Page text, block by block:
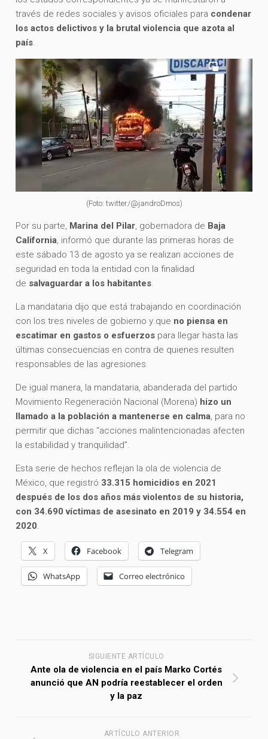
través de redes sociales y avisos oficiales para condenar
los actos delictivos y la brutal violencia que azota al
país.
(Foto: twitter/@jandroDmos)
Por su parte, Marina del Pilar, gobernadora de Baja
California, informó que durante las primeras horas de
este sábado 13 de agosto ya se realizan acciones de
seguridad en toda la entidad con la finalidad
de salvaguardar a los habitantes.
La mandataria dijo que está trabajando en coordinación
con los tres niveles de gobierno y que no piensa en
escatimar en gastos o esfuerzos para llegar hasta las
últimas consecuencias en contra de quienes resulten
responsables de las agresiones.
De igual manera, la mandataria, abanderada del partido
Movimiento Regeneración Nacional (Morena) hizo un
llamado a la población a mantenerse en calma, para no
permitir que dichas “acciones malintencionadas afecten
la estabilidad y tranquilidad”.
Esta serie de hechos reflejan la ola de violencia de
México, que registró 33.315 homicidios en 2021
después de los dos años más violentos de su historia,
con 34.690 víctimas de asesinato en 2019 y 34.554 en
2020.
X Facebook Telegram
WhatsApp Correo electrónico
SIGUIENTE ARTÍCULO
Ante ola de violencia en el país Marko Cortés
anunció que AN podría reestablecer el orden
y la paz
ARTÍCULO ANTERIOR